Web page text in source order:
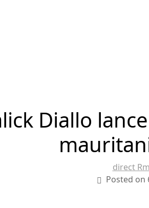
Diallo
direct
Posted on